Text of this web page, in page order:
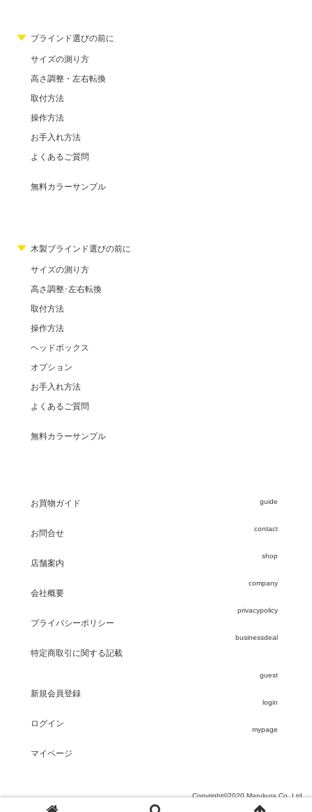
ブラインド選びの前に
サイズの測り方
高さ調整・左右転換
取付方法
操作方法
お手入れ方法
よくあるご質問
無料カラーサンプル
木製ブラインド選びの前に
サイズの測り方
高さ調整･左右転換
取付方法
操作方法
ヘッドボックス
オプション
お手入れ方法
よくあるご質問
無料カラーサンプル
お買物ガイド
お問合せ
店舗案内
会社概要
プライバシーポリシー
特定商取引に関する記載
新規会員登録
ログイン
マイページ
guide
contact
shop
company
privacypolicy
businessdeal
guest
login
mypage
Copyright©2020 Marukura Co.,Ltd.
このWEBサイトに掲載のイラスト・写真・文章の無断転載を禁じます